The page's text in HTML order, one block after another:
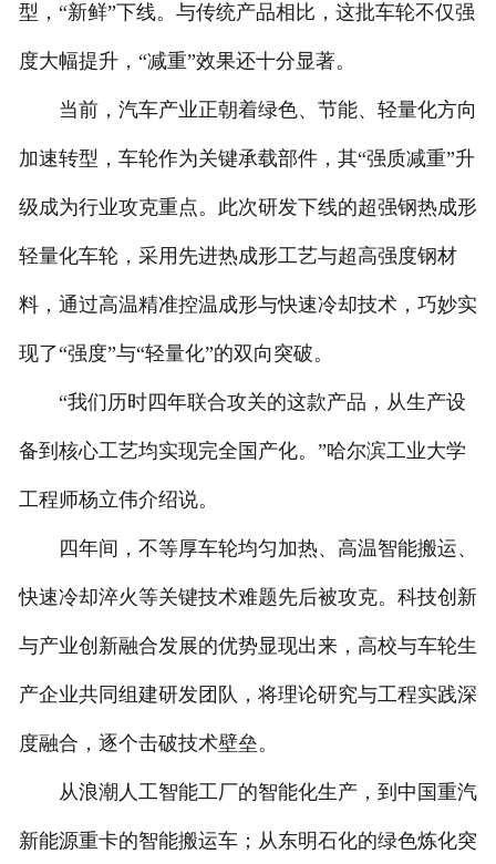
型，“新鲜”下线。与传统产品相比，这批车轮不仅强
度大幅提升，“减重”效果还十分显著。
当前，汽车产业正朝着绿色、节能、轻量化方向
加速转型，车轮作为关键承载部件，其“强质减重”升
级成为行业攻克重点。此次研发下线的超强钢热成形
轻量化车轮，采用先进热成形工艺与超高强度钢材
料，通过高温精准控温成形与快速冷却技术，巧妙实
现了“强度”与“轻量化”的双向突破。
“我们历时四年联合攻关的这款产品，从生产设
备到核心工艺均实现完全国产化。”哈尔滨工业大学
工程师杨立伟介绍说。
四年间，不等厚车轮均匀加热、高温智能搬运、
快速冷却淬火等关键技术难题先后被攻克。科技创新
与产业创新融合发展的优势显现出来，高校与车轮生
产企业共同组建研发团队，将理论研究与工程实践深
度融合，逐个击破技术壁垒。
从浪潮人工智能工厂的智能化生产，到中国重汽
新能源重卡的智能搬运车；从东明石化的绿色炼化突